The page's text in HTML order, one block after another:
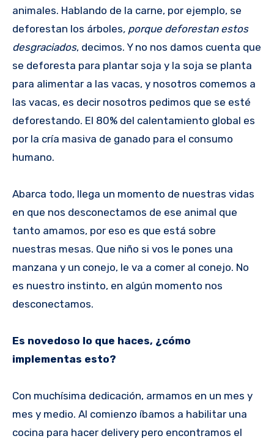
animales. Hablando de la carne, por ejemplo, se
deforestan los árboles, porque deforestan estos
desgraciados, decimos. Y no nos damos cuenta que
se deforesta para plantar soja y la soja se planta
para alimentar a las vacas, y nosotros comemos a
las vacas, es decir nosotros pedimos que se esté
deforestando. El 80% del calentamiento global es
por la cría masiva de ganado para el consumo
humano.
Abarca todo, llega un momento de nuestras vidas
en que nos desconectamos de ese animal que
tanto amamos, por eso es que está sobre
nuestras mesas. Que niño si vos le pones una
manzana y un conejo, le va a comer al conejo. No
es nuestro instinto, en algún momento nos
desconectamos.
Es novedoso lo que haces, ¿cómo
implementas esto?
Con muchísima dedicación, armamos en un mes y
mes y medio. Al comienzo íbamos a habilitar una
cocina para hacer delivery pero encontramos el